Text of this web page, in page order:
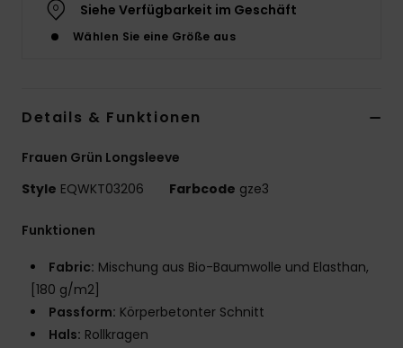
Siehe Verfügbarkeit im Geschäft
Wählen Sie eine Größe aus
Details & Funktionen
Frauen Grün Longsleeve
Style EQWKT03206 Farbcode gze3
Funktionen
Fabric: Mischung aus Bio-Baumwolle und Elasthan,
[180 g/m2]
Passform: Körperbetonter Schnitt
Hals: Rollkragen